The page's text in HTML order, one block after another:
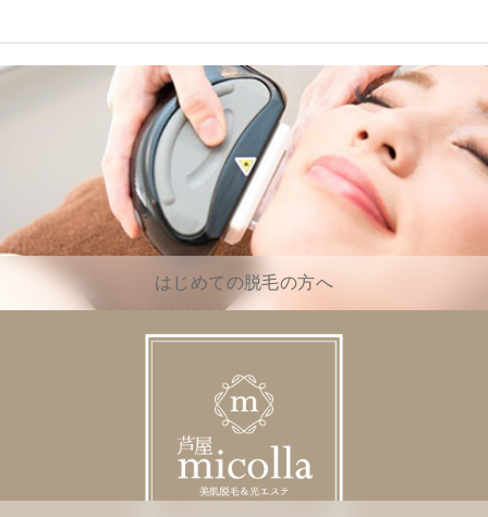
はじめての脱毛の方へ